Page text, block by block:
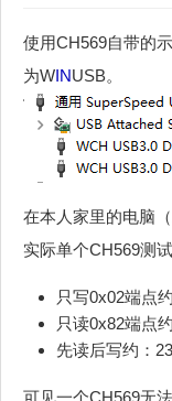
使用CH569自带的
为WINUSB。
在本人家里的电脑
实际单个CH569测试
只写0x02端点
只读0x82端点
先读后写约：
可见一个CH569无